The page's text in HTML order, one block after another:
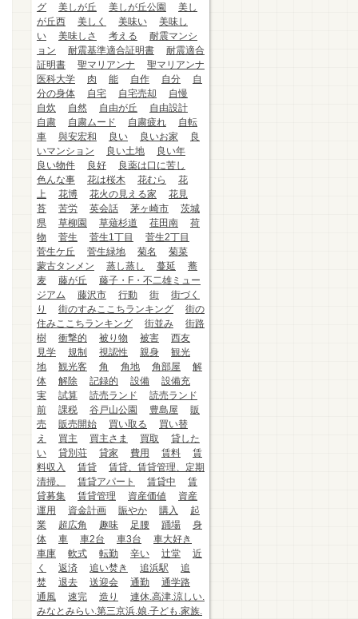
グ
美しが丘 美しが丘公園
美し
が丘西
美しく 美味い
美味し
い
美味しさ 考える
耐震マンシ
ョン
耐震基準適合証明書
耐震適合
証明書
聖マリアンナ
聖マリアンナ
医科大学
肉 能 自作 自分
自
分の身体
自宅 自宅売却
自慢
自炊
自然 自由が丘
自由設計
自粛
自粛ムード 自粛疲れ
自転
車
與安宏和 良い 良いお家
良
いマンション
良い土地
良い年
良い物件
良好
良薬は口に苦し
色んな事
花は桜木 花むら
花
上
花博 花火の見える家
花見
苔
苦労 英会話 茅ヶ崎市
茨城
県
草柳園 草薙杉道 荏田南
荷
物
菅生 菅生1丁目
菅生2丁目
菅生ケ丘
菅生緑地 菊名
菊菜
蒙古タンメン
蒸し蒸し 蔓延
蕎
麦
藤が丘
藤子・F・不二雄ミュー
ジアム
藤沢市 行動 街
街づく
り
街のすみここちランキング
街の
住みここちランキング
街並み
街路
樹
衝撃的 被り物 被害
西友
見学
規制 視認性 親身
観光
地
観光客 角 角地 角部屋
解
体
解除 記録的 設備
設備充
実
試算 読売ランド
読売ランド
前
課税 谷戸山公園 豊島屋
販
売
販売開始 買い取る
買い替
え
買主 買主さま 買取
貸した
い
貸別荘 貸家 費用 賃料
賃
料収入
賃貸
賃貸、賃貸管理、定期
清掃、
賃貸アパート 賃貸中
賃
貸募集
賃貸管理 資産価値
資産
運用
資金計画 賑やか 購入
起
業
超広角 趣味 足腰 踊場
身
体
車 車2台 車3台
車大好き
車庫
軟式 転勤 辛い 辻堂
近
く
返済 追い焚き 追浜駅
追
焚
退去 送迎会 通勤
通学路
通風
速完 造り
連休.高津.涼しい.
みなとみらい.第三京浜.娘.子ども.家族.